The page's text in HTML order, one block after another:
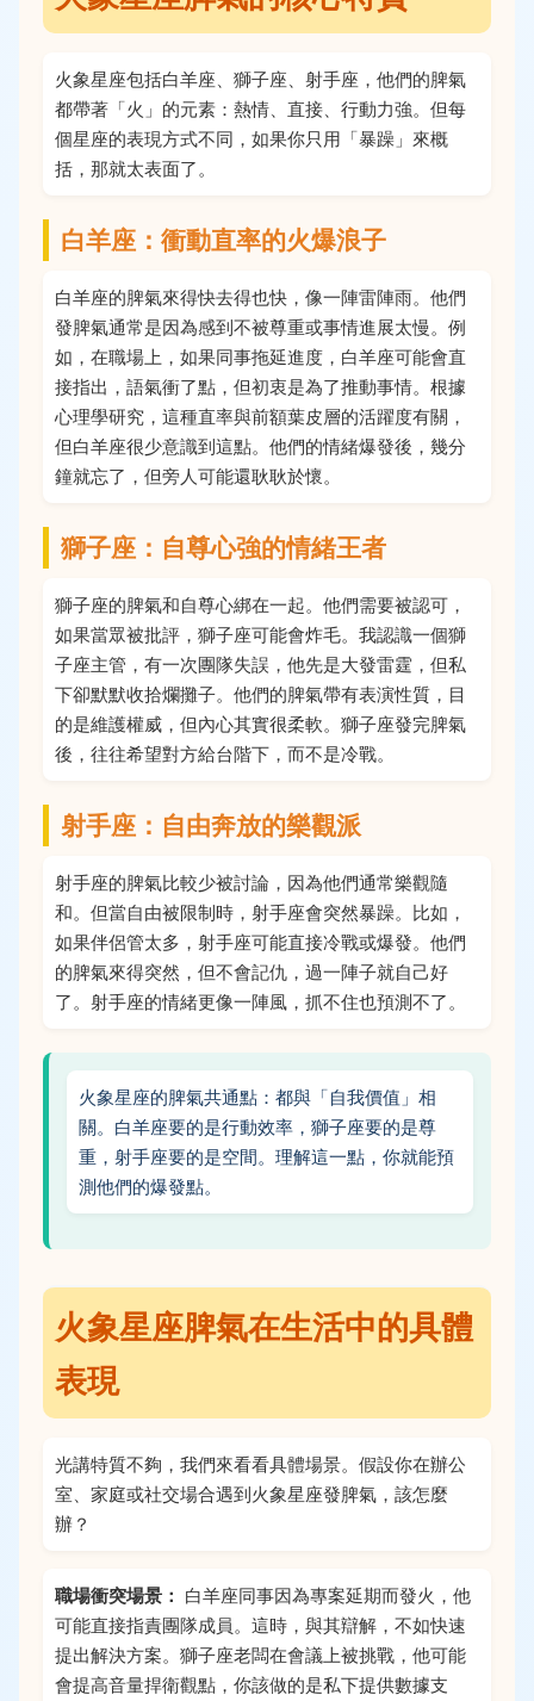
火象星座包括白羊座、獅子座、射手座，他們的脾氣
都帶著「火」的元素：熱情、直接、行動力強。但每
個星座的表現方式不同，如果你只用「暴躁」來概
括，那就太表面了。
白羊座：衝動直率的火爆浪子
白羊座的脾氣來得快去得也快，像一陣雷陣雨。他們
發脾氣通常是因為感到不被尊重或事情進展太慢。例
如，在職場上，如果同事拖延進度，白羊座可能會直
接指出，語氣衝了點，但初衷是為了推動事情。根據
心理學研究，這種直率與前額葉皮層的活躍度有關，
但白羊座很少意識到這點。他們的情緒爆發後，幾分
鐘就忘了，但旁人可能還耿耿於懷。
獅子座：自尊心強的情緒王者
獅子座的脾氣和自尊心綁在一起。他們需要被認可，
如果當眾被批評，獅子座可能會炸毛。我認識一個獅
子座主管，有一次團隊失誤，他先是大發雷霆，但私
下卻默默收拾爛攤子。他們的脾氣帶有表演性質，目
的是維護權威，但內心其實很柔軟。獅子座發完脾氣
後，往往希望對方給台階下，而不是冷戰。
射手座：自由奔放的樂觀派
射手座的脾氣比較少被討論，因為他們通常樂觀隨
和。但當自由被限制時，射手座會突然暴躁。比如，
如果伴侶管太多，射手座可能直接冷戰或爆發。他們
的脾氣來得突然，但不會記仇，過一陣子就自己好
了。射手座的情緒更像一陣風，抓不住也預測不了。
火象星座的脾氣共通點：都與「自我價值」相
關。白羊座要的是行動效率，獅子座要的是尊
重，射手座要的是空間。理解這一點，你就能預
測他們的爆發點。
火象星座脾氣在生活中的具體
表現
光講特質不夠，我們來看看具體場景。假設你在辦公
室、家庭或社交場合遇到火象星座發脾氣，該怎麼
辦？
職場衝突場景： 白羊座同事因為專案延期而發火，他
可能直接指責團隊成員。這時，與其辯解，不如快速
提出解決方案。獅子座老闆在會議上被挑戰，他可能
會提高音量捍衛觀點，你該做的是私下提供數據支